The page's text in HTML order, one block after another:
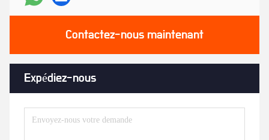
Contactez-nous maintenant
Expédiez-nous